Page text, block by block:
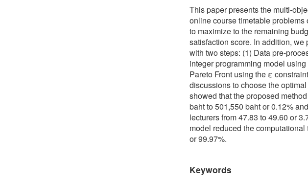
This paper presents the multi-
online course timetable
to maximize to the remaining
satisfaction score. In addition,
with two steps: (1) Data pre-
integer programming model
Pareto Front using the ε
discussions to choose the
showed that the proposed
baht to 501,550 baht or 0.12%
lecturers from 47.83 to 49.60 or
model reduced the
or 99.97%.
Keywords